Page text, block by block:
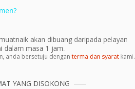
akan dibuang daripada pelayan
dalam masa 1 jam.
anda bersetuju dengan terma dan syarat kami.
YANG DISOKONG